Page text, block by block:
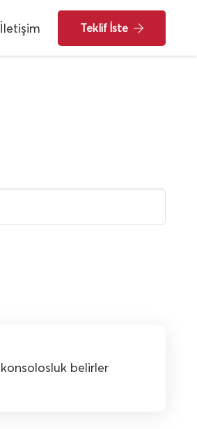
İletişim Teklif İste
konsolosluk belirler